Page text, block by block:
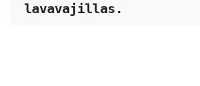
lavavajillas.